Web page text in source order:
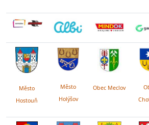
Město
Hostouň
Město
Holýšov
Obec Meclov